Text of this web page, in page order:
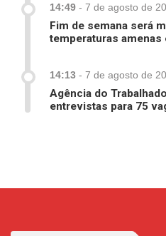
14:49 - 7 de agosto de
Fim de semana será
temperaturas amenas
14:13 - 7 de agosto de
Agência do
entrevistas para 75